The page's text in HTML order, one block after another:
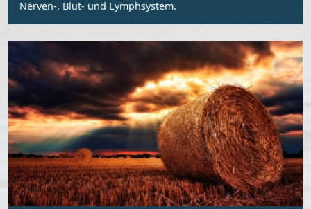
Nerven-, Blut- und Lymphsystem.